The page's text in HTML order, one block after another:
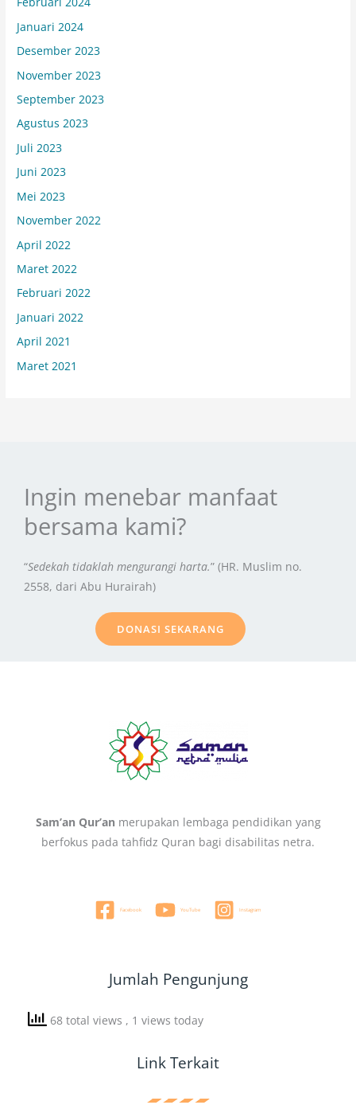
Januari 2024
Desember 2023
November 2023
September 2023
Agustus 2023
Juli 2023
Juni 2023
Mei 2023
November 2022
April 2022
Maret 2022
Februari 2022
Januari 2022
April 2021
Maret 2021
Ingin menebar manfaat
bersama kami?
“Sedekah tidaklah mengurangi harta.” (HR. Muslim no.
2558, dari Abu Hurairah)
DONASI SEKARANG
Sam’an Qur’an merupakan lembaga pendidikan yang
berfokus pada tahfidz Quran bagi disabilitas netra.
Facebook YouTube Instagram
Jumlah Pengunjung
68 total views , 1 views today
Link Terkait